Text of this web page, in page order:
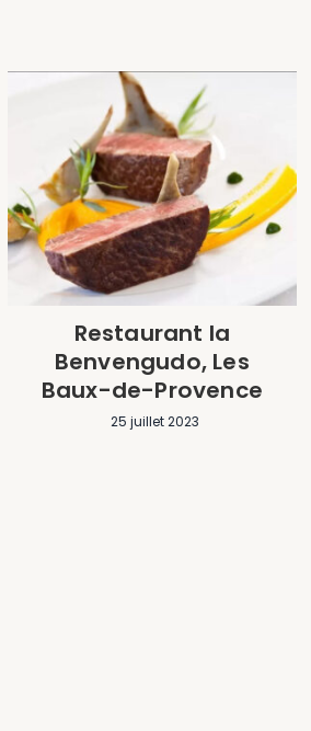
Restaurant la
Benvengudo, Les
Baux-de-Provence
25 juillet 2023